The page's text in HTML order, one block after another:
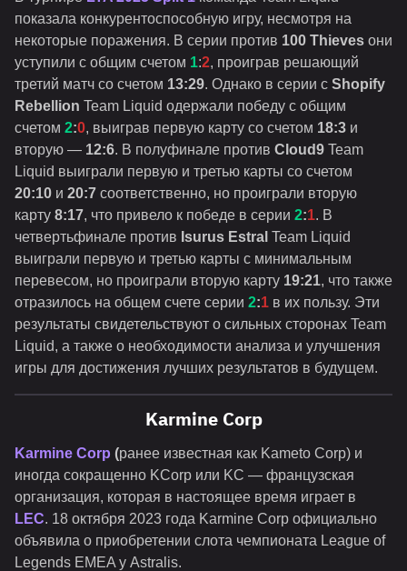
показала конкурентоспособную игру, несмотря на
некоторые поражения. В серии против 100 Thieves они
уступили с общим счетом 1:2, проиграв решающий
третий матч со счетом 13:29. Однако в серии с Shopify
Rebellion Team Liquid одержали победу с общим
счетом 2:0, выиграв первую карту со счетом 18:3 и
вторую — 12:6. В полуфинале против Cloud9 Team
Liquid выиграли первую и третью карты со счетом
20:10 и 20:7 соответственно, но проиграли вторую
карту 8:17, что привело к победе в серии 2:1. В
четвертьфинале против Isurus Estral Team Liquid
выиграли первую и третью карты с минимальным
перевесом, но проиграли вторую карту 19:21, что также
отразилось на общем счете серии 2:1 в их пользу. Эти
результаты свидетельствуют о сильных сторонах Team
Liquid, а также о необходимости анализа и улучшения
игры для достижения лучших результатов в будущем.
Karmine Corp
Karmine Corp (ранее известная как Kameto Corp) и
иногда сокращенно KCorp или KC — французская
организация, которая в настоящее время играет в
LEC. 18 октября 2023 года Karmine Corp официально
объявила о приобретении слота чемпионата League of
Legends EMEA у Astralis.